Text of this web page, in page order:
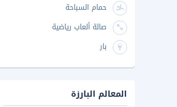
حمام السباحة
صالة ألعاب رياضية
بار
المعالم البارزة